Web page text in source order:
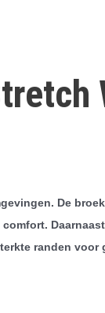
De
randen voor